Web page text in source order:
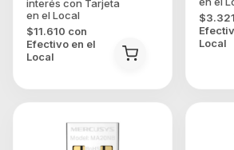
$11.610 con
Efectivo en el
Local
$3.321
Local